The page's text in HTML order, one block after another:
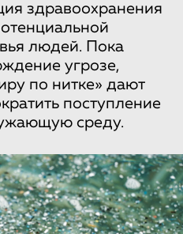
здравоохранения
людей. Пока
угрозе,
по нитке» дают
поступление
среду.